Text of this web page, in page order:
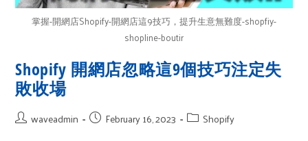
掌握-開網店Shopify-開網店這9技巧，提升生意無難度-shopfiy-
shopline-boutir
Shopify 開網店忽略這9個技巧注定失
敗收場
waveadmin February 16, 2023 Shopify